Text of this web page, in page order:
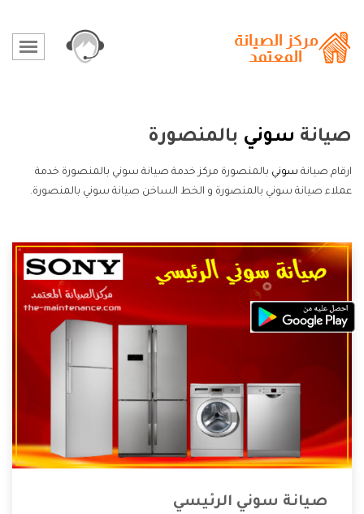
صيانة سوني بالمنصورة
ارقام صيانة سوني بالمنصورة مركز خدمة صيانة سوني بالمنصورة خدمة
عملاء صيانة سوني بالمنصورة و الخط الساخن صيانة سوني بالمنصورة.
صيانة سوني الرئيسي